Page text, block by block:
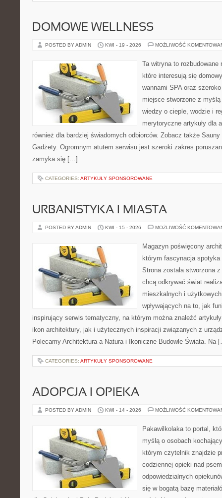
DOMOWE WELLNESS
POSTED BY ADMIN KWI - 19 - 2026 MOŻLIWOŚĆ
Ta witryna to
które interesują się
wannami SPA oraz
miejsce stworzone z
wiedzy o cieple, wodzie i
merytoryczne artykuły dla
również dla bardziej świadomych odbiorców. Zobacz także
Gadżety. Ogromnym atutem serwisu jest szeroki zakres
zamyka się […]
CATEGORIES: ARTYKUŁY SPONSOROWANE
URBANISTYKA I MIASTA
POSTED BY ADMIN KWI - 15 - 2026 MOŻLIWOŚĆ
Magazyn poświęcony
którym fascynacja
Strona została stworzona
chcą odkrywać świat
mieszkalnych i
wpływających na to, jak
inspirujący serwis tematyczny, na którym można znaleźć
ikon architektury, jak i użytecznych inspiracji związanych z
Polecamy Architektura a Natura i Ikoniczne Budowle Świata. Na
CATEGORIES: ARTYKUŁY SPONSOROWANE
ADOPCJA I OPIEKA
POSTED BY ADMIN KWI - 14 - 2026 MOŻLIWOŚĆ
Pakawilkolaka to portal,
myślą o osobach
którym czytelnik znajdzie
codziennej opieki nad
odpowiedzialnych
się w bogatą bazę